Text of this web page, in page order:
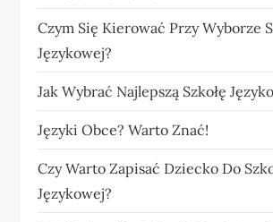
Czym Się Kierować Przy Wyborze
Językowej?
Jak Wybrać Najlepszą Szkołę
Języki Obce? Warto Znać!
Czy Warto Zapisać Dziecko Do
Językowej?